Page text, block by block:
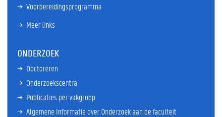
Voorbereidingsprogramma
Meer links
ONDERZOEK
Doctoreren
Onderzoekscentra
Publicaties per vakgroep
Algemene Informatie over Onderzoek aan de faculteit